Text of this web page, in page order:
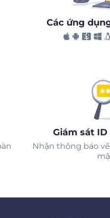
Các ứng
Giám sát
Nhận thông báo